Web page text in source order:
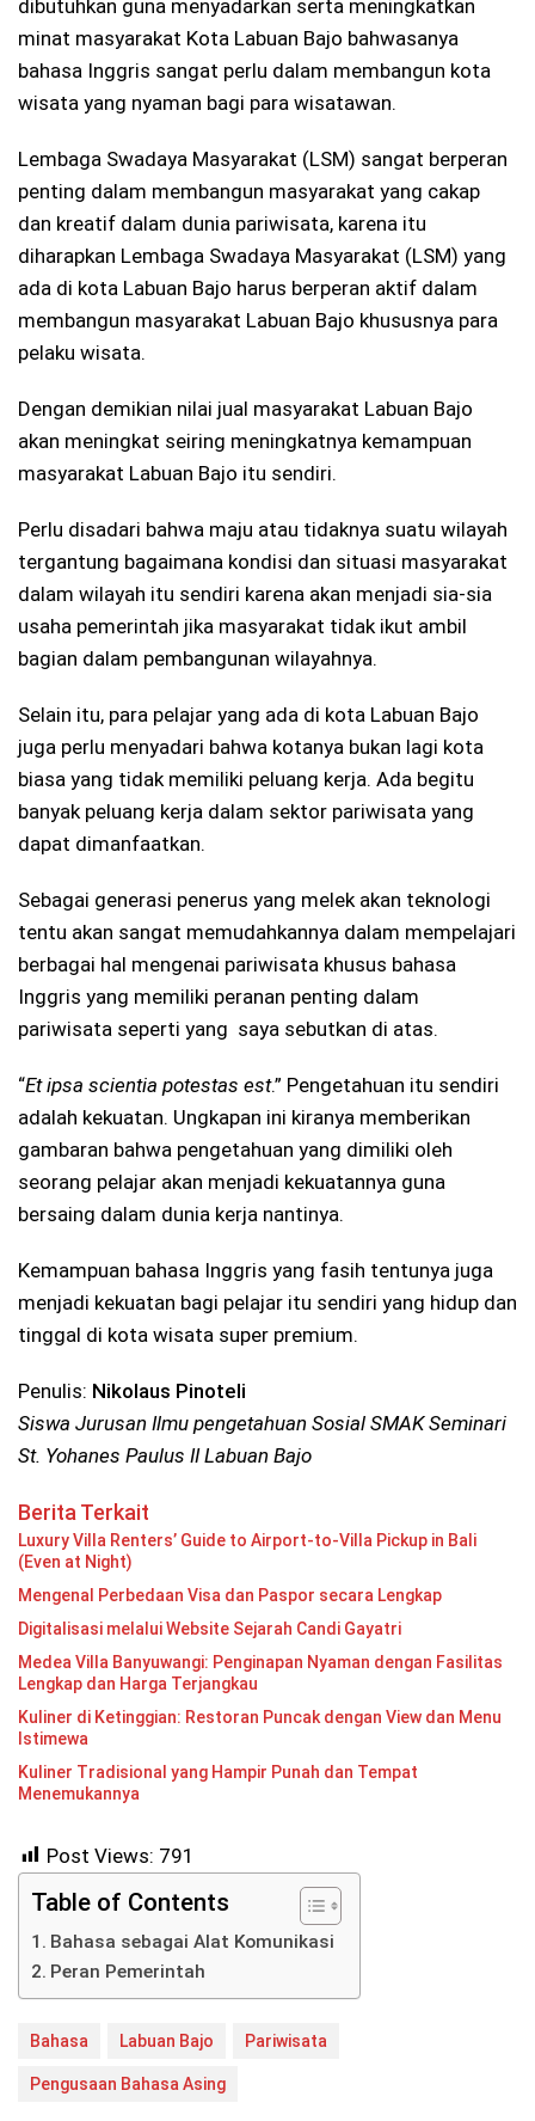
dibutuhkan guna menyadarkan serta meningkatkan
minat masyarakat Kota Labuan Bajo bahwasanya
bahasa Inggris sangat perlu dalam membangun kota
wisata yang nyaman bagi para wisatawan.
Lembaga Swadaya Masyarakat (LSM) sangat berperan
penting dalam membangun masyarakat yang cakap
dan kreatif dalam dunia pariwisata, karena itu
diharapkan Lembaga Swadaya Masyarakat (LSM) yang
ada di kota Labuan Bajo harus berperan aktif dalam
membangun masyarakat Labuan Bajo khususnya para
pelaku wisata.
Dengan demikian nilai jual masyarakat Labuan Bajo
akan meningkat seiring meningkatnya kemampuan
masyarakat Labuan Bajo itu sendiri.
Perlu disadari bahwa maju atau tidaknya suatu wilayah
tergantung bagaimana kondisi dan situasi masyarakat
dalam wilayah itu sendiri karena akan menjadi sia-sia
usaha pemerintah jika masyarakat tidak ikut ambil
bagian dalam pembangunan wilayahnya.
Selain itu, para pelajar yang ada di kota Labuan Bajo
juga perlu menyadari bahwa kotanya bukan lagi kota
biasa yang tidak memiliki peluang kerja. Ada begitu
banyak peluang kerja dalam sektor pariwisata yang
dapat dimanfaatkan.
Sebagai generasi penerus yang melek akan teknologi
tentu akan sangat memudahkannya dalam mempelajari
berbagai hal mengenai pariwisata khusus bahasa
Inggris yang memiliki peranan penting dalam
pariwisata seperti yang saya sebutkan di atas.
“Et ipsa scientia potestas est.” Pengetahuan itu sendiri
adalah kekuatan. Ungkapan ini kiranya memberikan
gambaran bahwa pengetahuan yang dimiliki oleh
seorang pelajar akan menjadi kekuatannya guna
bersaing dalam dunia kerja nantinya.
Kemampuan bahasa Inggris yang fasih tentunya juga
menjadi kekuatan bagi pelajar itu sendiri yang hidup dan
tinggal di kota wisata super premium.
Penulis: Nikolaus Pinoteli
Siswa Jurusan Ilmu pengetahuan Sosial SMAK Seminari
St. Yohanes Paulus II Labuan Bajo
Berita Terkait
Luxury Villa Renters’ Guide to Airport-to-Villa Pickup in Bali
(Even at Night)
Mengenal Perbedaan Visa dan Paspor secara Lengkap
Digitalisasi melalui Website Sejarah Candi Gayatri
Medea Villa Banyuwangi: Penginapan Nyaman dengan Fasilitas
Lengkap dan Harga Terjangkau
Kuliner di Ketinggian: Restoran Puncak dengan View dan Menu
Istimewa
Kuliner Tradisional yang Hampir Punah dan Tempat
Menemukannya
Post Views: 791
Table of Contents
Bahasa sebagai Alat Komunikasi
Peran Pemerintah
Bahasa Labuan Bajo Pariwisata
Pengusaan Bahasa Asing